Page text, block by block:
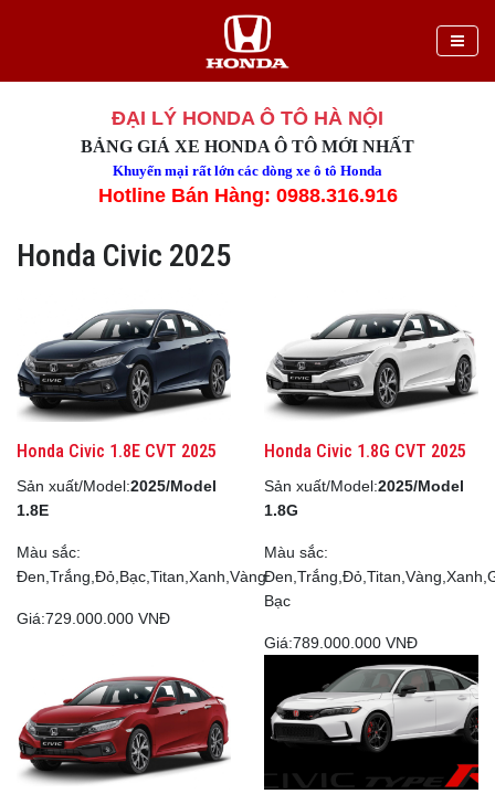
ĐẠI LÝ HONDA Ô TÔ HÀ NỘI
BẢNG GIÁ XE HONDA Ô TÔ MỚI NHẤT
Khuyến mại rất lớn các dòng xe ô tô Honda
Hotline Bán Hàng: 0988.316.916
Honda Civic 2025
Honda Civic 1.8E CVT 2025
Sản xuất/Model:2025/Model
1.8E
Màu sắc:
Đen,Trắng,Đỏ,Bạc,Titan,Xanh,Vàng
Giá:729.000.000 VNĐ
Honda Civic 1.8G CVT 2025
Sản xuất/Model:2025/Model
1.8G
Màu sắc:
Bạc
Giá:789.000.000 VNĐ